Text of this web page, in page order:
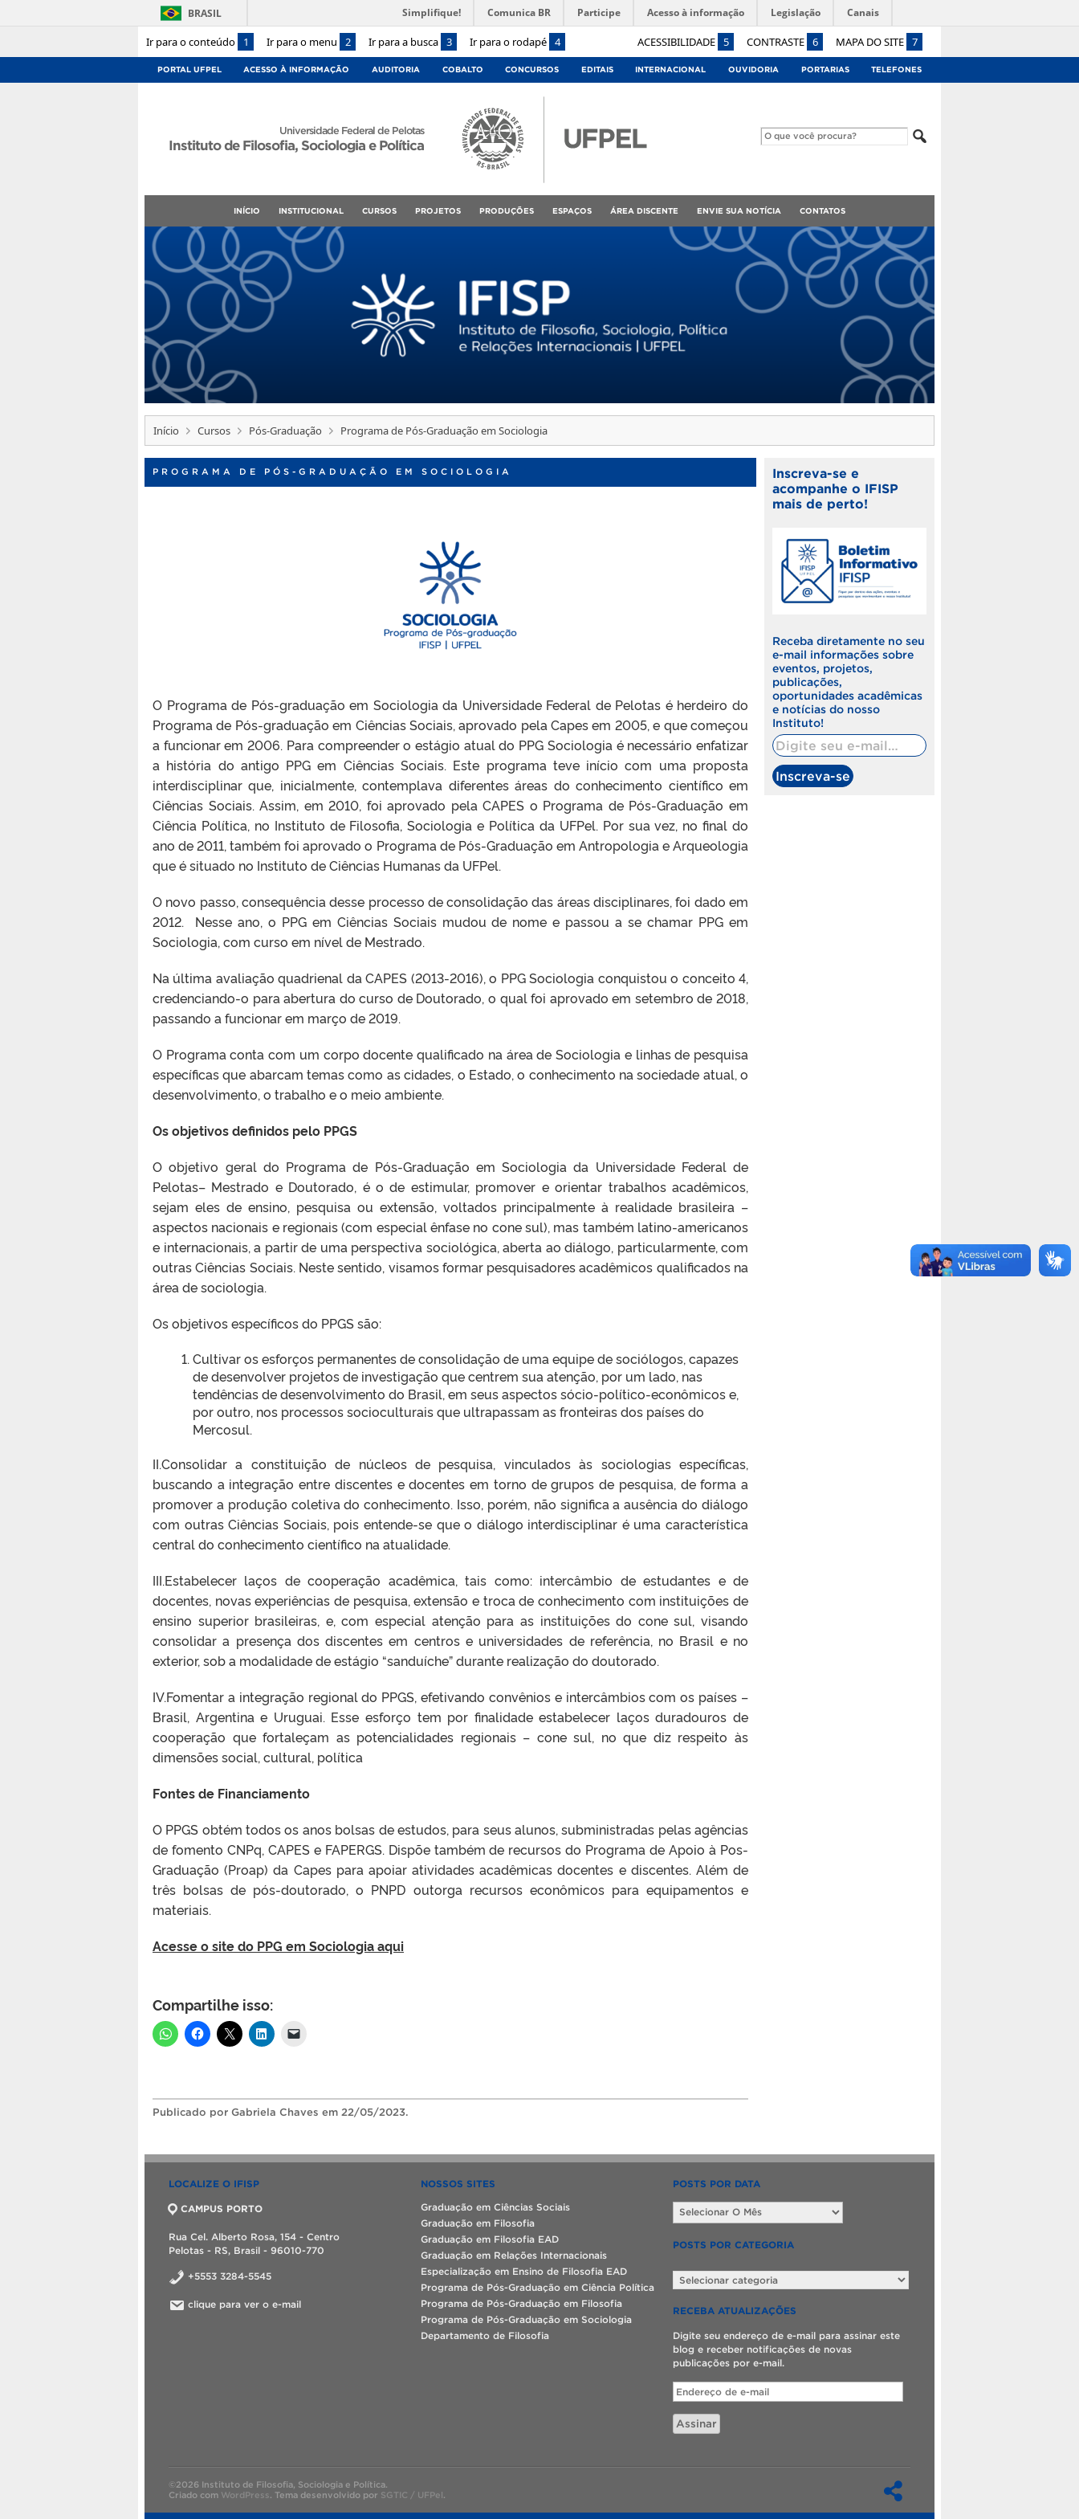
Ir para o conteúdo 1 Ir para o menu 2 Ir para a busca 3 Ir para o rodapé 4 ACESSIBILIDADE 5 CONTRASTE 6 MAPA DO SITE 7
BRASIL Simplifique! Comunica BR Participe Acesso à informação Legislação Canais
PORTAL UFPEL ACESSO À INFORMAÇÃO AUDITORIA COBALTO CONCURSOS EDITAIS INTERNACIONAL OUVIDORIA PORTARIAS TELEFONES
Universidade Federal de Pelotas
Instituto de Filosofia, Sociologia e Política
INÍCIO INSTITUCIONAL CURSOS PROJETOS PRODUÇÕES ESPAÇOS ÁREA DISCENTE ENVIE SUA NOTÍCIA CONTATOS
Início Cursos Pós-Graduação Programa de Pós-Graduação em Sociologia
PROGRAMA DE PÓS-GRADUAÇÃO EM SOCIOLOGIA
O Programa de Pós-graduação em Sociologia da Universidade Federal de Pelotas é herdeiro do
Programa de Pós-graduação em Ciências Sociais, aprovado pela Capes em 2005, e que começou
a funcionar em 2006. Para compreender o estágio atual do PPG Sociologia é necessário enfatizar
a história do antigo PPG em Ciências Sociais. Este programa teve início com uma proposta
interdisciplinar que, inicialmente, contemplava diferentes áreas do conhecimento científico em
Ciências Sociais. Assim, em 2010, foi aprovado pela CAPES o Programa de Pós-Graduação em
Ciência Política, no Instituto de Filosofia, Sociologia e Política da UFPel. Por sua vez, no final do
ano de 2011, também foi aprovado o Programa de Pós-Graduação em Antropologia e Arqueologia
que é situado no Instituto de Ciências Humanas da UFPel.
O novo passo, consequência desse processo de consolidação das áreas disciplinares, foi dado em
2012. Nesse ano, o PPG em Ciências Sociais mudou de nome e passou a se chamar PPG em
Sociologia, com curso em nível de Mestrado.
Na última avaliação quadrienal da CAPES (2013-2016), o PPG Sociologia conquistou o conceito 4,
credenciando-o para abertura do curso de Doutorado, o qual foi aprovado em setembro de 2018,
passando a funcionar em março de 2019.
O Programa conta com um corpo docente qualificado na área de Sociologia e linhas de pesquisa
específicas que abarcam temas como as cidades, o Estado, o conhecimento na sociedade atual, o
desenvolvimento, o trabalho e o meio ambiente.
Os objetivos definidos pelo PPGS
O objetivo geral do Programa de Pós-Graduação em Sociologia da Universidade Federal de
Pelotas– Mestrado e Doutorado, é o de estimular, promover e orientar trabalhos acadêmicos,
sejam eles de ensino, pesquisa ou extensão, voltados principalmente à realidade brasileira –
aspectos nacionais e regionais (com especial ênfase no cone sul), mas também latino-americanos
e internacionais, a partir de uma perspectiva sociológica, aberta ao diálogo, particularmente, com
outras Ciências Sociais. Neste sentido, visamos formar pesquisadores acadêmicos qualificados na
área de sociologia.
Os objetivos específicos do PPGS são:
Cultivar os esforços permanentes de consolidação de uma equipe de sociólogos, capazes
de desenvolver projetos de investigação que centrem sua atenção, por um lado, nas
tendências de desenvolvimento do Brasil, em seus aspectos sócio-político-econômicos e,
por outro, nos processos socioculturais que ultrapassam as fronteiras dos países do
Mercosul.
II.Consolidar a constituição de núcleos de pesquisa, vinculados às sociologias específicas,
buscando a integração entre discentes e docentes em torno de grupos de pesquisa, de forma a
promover a produção coletiva do conhecimento. Isso, porém, não significa a ausência do diálogo
com outras Ciências Sociais, pois entende-se que o diálogo interdisciplinar é uma característica
central do conhecimento científico na atualidade.
III.Estabelecer laços de cooperação acadêmica, tais como: intercâmbio de estudantes e de
docentes, novas experiências de pesquisa, extensão e troca de conhecimento com instituições de
ensino superior brasileiras, e, com especial atenção para as instituições do cone sul, visando
consolidar a presença dos discentes em centros e universidades de referência, no Brasil e no
exterior, sob a modalidade de estágio “sanduíche” durante realização do doutorado.
IV.Fomentar a integração regional do PPGS, efetivando convênios e intercâmbios com os países –
Brasil, Argentina e Uruguai. Esse esforço tem por finalidade estabelecer laços duradouros de
cooperação que fortaleçam as potencialidades regionais – cone sul, no que diz respeito às
dimensões social, cultural, política
Fontes de Financiamento
O PPGS obtém todos os anos bolsas de estudos, para seus alunos, subministradas pelas agências
de fomento CNPq, CAPES e FAPERGS. Dispõe também de recursos do Programa de Apoio à Pos-
Graduação (Proap) da Capes para apoiar atividades acadêmicas docentes e discentes. Além de
três bolsas de pós-doutorado, o PNPD outorga recursos econômicos para equipamentos e
materiais.
Acesse o site do PPG em Sociologia aqui
Compartilhe isso:
Publicado por Gabriela Chaves em 22/05/2023.
Inscreva-se e
acompanhe o IFISP
mais de perto!
Receba diretamente no seu
e-mail informações sobre
eventos, projetos,
publicações,
oportunidades acadêmicas
e notícias do nosso
Instituto!
Digite seu e-mail…
Inscreva-se
LOCALIZE O IFISP
CAMPUS PORTO
Rua Cel. Alberto Rosa, 154 - Centro
Pelotas - RS, Brasil - 96010-770
+5553 3284-5545
clique para ver o e-mail
NOSSOS SITES
Graduação em Ciências Sociais
Graduação em Filosofia
Graduação em Filosofia EAD
Graduação em Relações Internacionais
Especialização em Ensino de Filosofia EAD
Programa de Pós-Graduação em Ciência Política
Programa de Pós-Graduação em Filosofia
Programa de Pós-Graduação em Sociologia
Departamento de Filosofia
POSTS POR DATA
Posts
por
POSTS POR CATEGORIA
por
categoria
RECEBA ATUALIZAÇÕES
Digite seu endereço de e-mail para assinar este
blog e receber notificações de novas
publicações por e-mail.
Endereço
de
e-
mail
Assinar
©2026 Instituto de Filosofia, Sociologia e Política.
Criado com WordPress. Tema desenvolvido por SGTIC / UFPel.